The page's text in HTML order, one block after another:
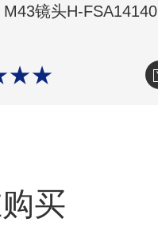
M43镜头H-FSA14140
买